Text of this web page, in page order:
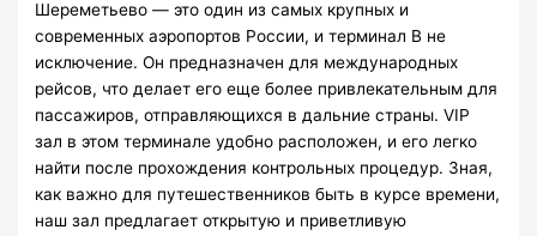
Шереметьево — это один из самых крупных и
современных аэропортов России, и терминал B не
исключение. Он предназначен для международных
рейсов, что делает его еще более привлекательным для
пассажиров, отправляющихся в дальние страны. VIP
зал в этом терминале удобно расположен, и его легко
найти после прохождения контрольных процедур. Зная,
как важно для путешественников быть в курсе времени,
наш зал предлагает открытую и приветливую